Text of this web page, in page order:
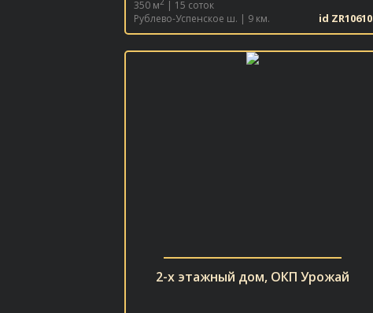
350 м
| 15 соток
Рублево-Успенское ш. | 9 км.
id ZR10610
2-х этажный дом, ОКП Урожай
В ИЗБРАННОЕ